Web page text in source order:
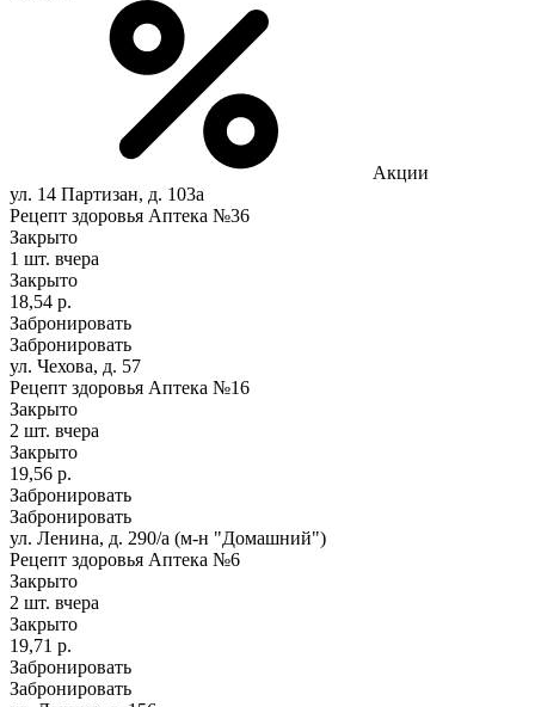
Акции
ул. 14 Партизан, д. 103а
Рецепт здоровья Аптека №36
Закрыто
1 шт. вчера
Закрыто
18,54 р.
Забронировать
Забронировать
ул. Чехова, д. 57
Рецепт здоровья Аптека №16
Закрыто
2 шт. вчера
Закрыто
19,56 р.
Забронировать
Забронировать
ул. Ленина, д. 290/а (м-н "Домашний")
Рецепт здоровья Аптека №6
Закрыто
2 шт. вчера
Закрыто
19,71 р.
Забронировать
Забронировать